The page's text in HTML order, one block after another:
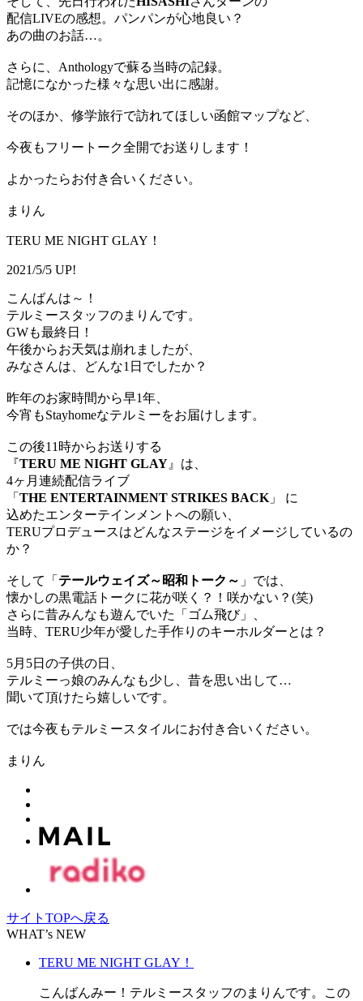
配信LIVEの感想。パンパンが心地良い？
あの曲のお話…。
さらに、Anthologyで蘇る当時の記録。
記憶になかった様々な思い出に感謝。
そのほか、修学旅行で訪れてほしい函館マップなど、
今夜もフリートーク全開でお送りします！
よかったらお付き合いください。
まりん
TERU ME NIGHT GLAY！
2021/5/5 UP!
こんばんは～！
テルミースタッフのまりんです。
GWも最終日！
午後からお天気は崩れましたが、
みなさんは、どんな1日でしたか？
昨年のお家時間から早1年、
今宵もStayhomeなテルミーをお届けします。
この後11時からお送りする
『TERU ME NIGHT GLAY 』は、
4ヶ月連続配信ライブ
「 THE ENTERTAINMENT STRIKES BACK 」 に
込めたエンターテインメントへの願い、
TERUプロデュースはどんなステージをイメージしているの
か？
そして「 テールウェイズ～昭和トーク～ 」では、
懐かしの黒電話トークに花が咲く？！咲かない？(笑)
さらに昔みんなも遊んでいた「ゴム飛び」、
当時、TERU少年が愛した手作りのキーホルダーとは？
5月5日の子供の日、
テルミーっ娘のみんなも少し、昔を思い出して…
聞いて頂けたら嬉しいです。
では今夜もテルミースタイルにお付き合いください。
まりん
サイトTOPへ戻る
WHAT’s NEW
TERU ME NIGHT GLAY！
こんばんみー！テルミースタッフのまりんです。この